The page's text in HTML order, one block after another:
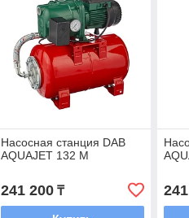
Насосная станция DAB
AQUAJET 132 M
241 200₸